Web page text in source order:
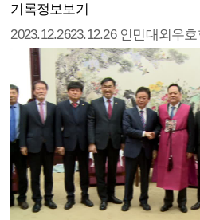
기록정보보기
2023.12.2623.12.26 인민대외우